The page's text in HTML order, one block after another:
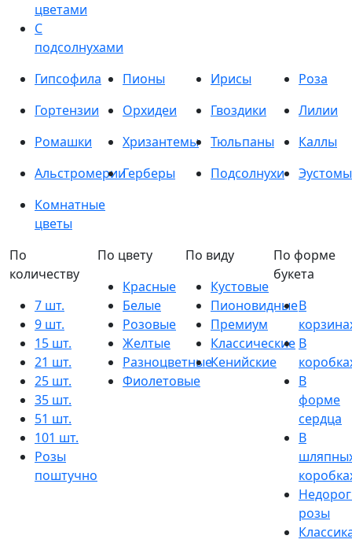
цветами
С
подсолнухами
Гипсофила
Пионы Ирисы
Роза
Гортензии
Орхидеи Гвоздики
Лилии
Ромашки
Хризантемы Тюльпаны
Каллы
АльстромерииГерберы Подсолнухи
Эустомы
Комнатные
цветы
По
количеству
7 шт.
9 шт.
15 шт.
21 шт.
25 шт.
35 шт.
51 шт.
101 шт.
Розы
поштучно
По цвету
Красные
Белые
Розовые
Желтые
Разноцветные
Фиолетовые
По виду
Кустовые
Пионовидные
Премиум
Классические
Кенийские
По форме
букета
В
В
В
форме
сердца
В
розы